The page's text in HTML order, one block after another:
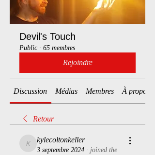
Devil's Touch
Public · 65 membres
Rejoindre
Discussion Médias Membres À propos
Retour
kylecoltonkeller
kylecoltonkeller
3 septembre 2024 · joined the